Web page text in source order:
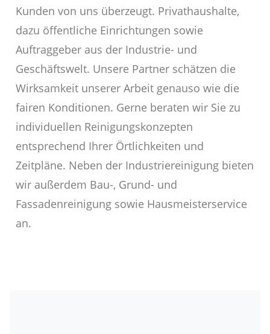
Kunden von uns überzeugt. Privathaushalte,
dazu öffentliche Einrichtungen sowie
Auftraggeber aus der Industrie- und
Geschäftswelt. Unsere Partner schätzen die
Wirksamkeit unserer Arbeit genauso wie die
fairen Konditionen. Gerne beraten wir Sie zu
individuellen Reinigungskonzepten
entsprechend Ihrer Örtlichkeiten und
Zeitpläne. Neben der Industriereinigung bieten
wir außerdem Bau-, Grund- und
Fassadenreinigung sowie Hausmeisterservice
an.